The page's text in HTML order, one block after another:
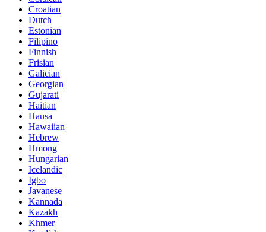
Croatian
Dutch
Estonian
Filipino
Finnish
Frisian
Galician
Georgian
Gujarati
Haitian
Hausa
Hawaiian
Hebrew
Hmong
Hungarian
Icelandic
Igbo
Javanese
Kannada
Kazakh
Khmer